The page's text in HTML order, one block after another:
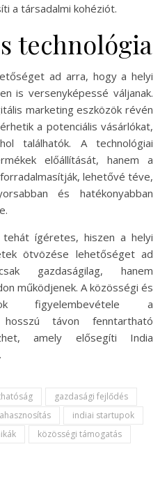
a társadalmi kohéziót.
technológia
ad arra, hogy a helyi
is versenyképessé váljanak.
marketing eszközök révén
a potenciális vásárlókat,
találhatók. A technológiai
előállítását, hanem a
lehetővé téve,
és hatékonyabban
ígéretes, hiszen a helyi
ötvözése lehetőséget ad
gazdaságilag, hanem
működjenek. A közösségi és
figyelembevétele a
távon fenntartható
amely elősegíti India
gazdasági fejlődés
indiai startupok
közösségi támogatás